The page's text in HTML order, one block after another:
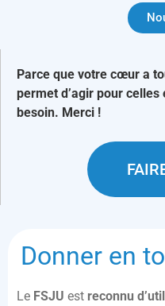
Parce que votre cœur a
permet d’agir pour
besoin. Merci !
Donner en
Le FSJU est reconnu